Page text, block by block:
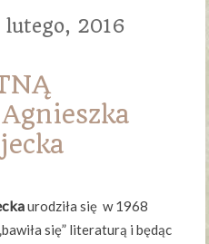
lutego, 2016
urodziła się w 1968
się” literaturą i będąc